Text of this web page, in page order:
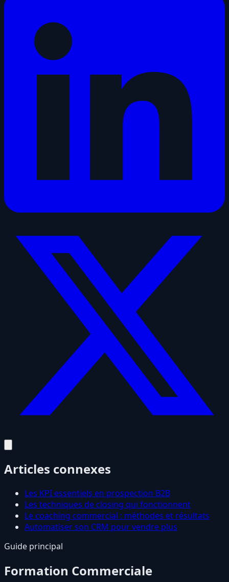
Articles connexes
Les KPI essentiels en prospection B2B
Les techniques de closing qui fonctionnent
Le coaching commercial : méthodes et résultats
Automatiser son CRM pour vendre plus
Guide principal
Formation Commerciale